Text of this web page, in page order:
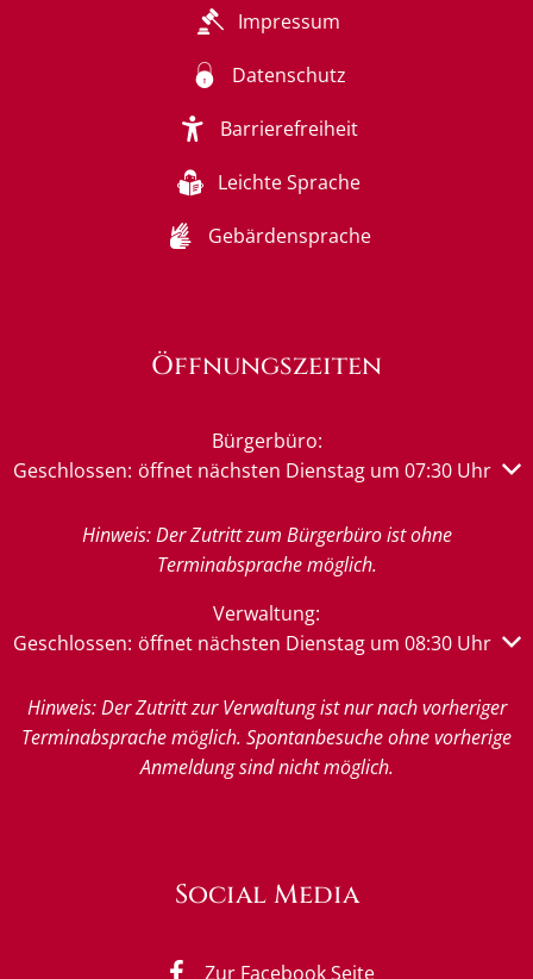
Impressum
Datenschutz
Barrierefreiheit
Leichte Sprache
Gebärdensprache
Öffnungszeiten
Bürgerbüro:
Klicken, um weitere Öffnungs- oder Schließzeiten
Geschlossen: öffnet nächsten Dienstag um 07:30 Uhr
Hinweis: Der Zutritt zum Bürgerbüro ist ohne
Terminabsprache möglich.
Verwaltung:
Klicken, um weitere Öffnungs- oder Schließzeiten
Geschlossen: öffnet nächsten Dienstag um 08:30 Uhr
Hinweis: Der Zutritt zur Verwaltung ist nur nach vorheriger
Terminabsprache möglich. Spontanbesuche ohne vorherige
Anmeldung sind nicht möglich.
Social Media
Zur Facebook Seite